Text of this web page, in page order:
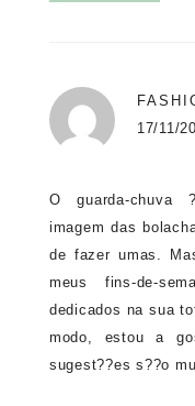
17/11/
O guarda-chuva
imagem das
de fazer umas.
meus fins-de-
dedicados na sua
modo, estou a
sugest??es s??o